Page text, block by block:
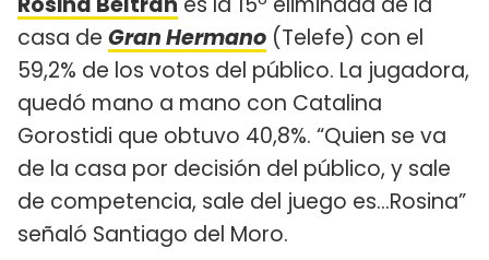
casa de Gran Hermano (Telefe) con el
59,2% de los votos del público. La jugadora,
quedó mano a mano con Catalina
Gorostidi que obtuvo 40,8%. “Quien se va
de la casa por decisión del público, y sale
de competencia, sale del juego es...Rosina”
señaló Santiago del Moro.